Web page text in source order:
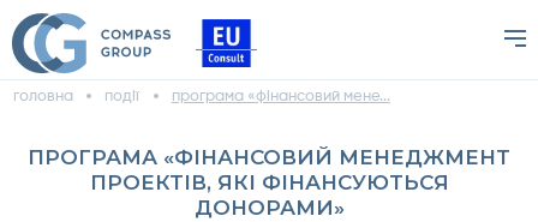
головна події програма «фінансовий мене...
ПРОГРАМА «ФІНАНСОВИЙ МЕНЕДЖМЕНТ
ПРОЕКТІВ, ЯКІ ФІНАНСУЮТЬСЯ
ДОНОРАМИ»